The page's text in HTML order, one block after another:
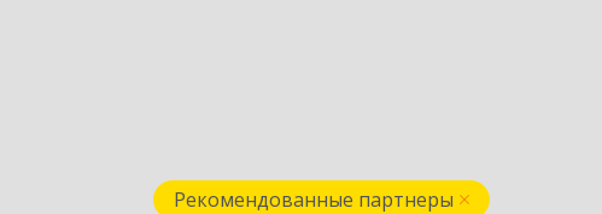
Рекомендованные партнеры